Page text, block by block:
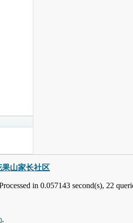
果山家长社区
in 0.057143 second(s), 22
.